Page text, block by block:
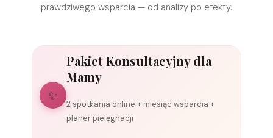
prawdziwego wsparcia — od analizy po efekty.
✨
Pakiet Konsultacyjny dla
Mamy
2 spotkania online + miesiąc wsparcia +
planer pielęgnacji